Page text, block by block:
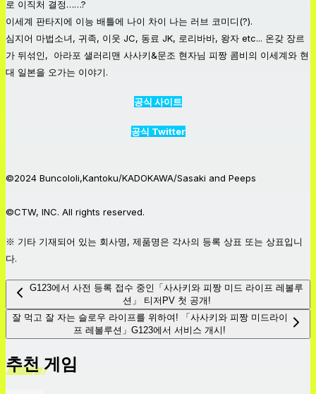
로 이직처 결정……?
이세계 판타지에 이능 배틀에 나이 차이 나는 러브 코미디(?).
심지어 마법소녀, 귀족, 이웃 JC, 동료 JK, 로리바바, 왕자 etc... 온갖 장르
가 뒤섞인, 아라포 샐러리맨 사사키&문조 현자님 피짱 콤비의 이세계와 현
대 일본을 오가는 이야기.
공식 사이트
공식 Twitter
©2024 Buncololi,Kantoku/KADOKAWA/Sasaki and Peeps
©CTW, INC. All rights reserved.
※ 기타 기재되어 있는 회사명, 제품명은 각사의 등록 상표 또는 상표입니
다.
G123에서 사전 등록 접수 중인「사사키와 피짱 미드 라이프 레볼루
션」 티저PV 첫 공개!
잘 먹고 잘 자는 슬로우 라이프를 위하여! 「사사키와 피짱 미드라이
프 레볼루션」G123에서 서비스 개시!
추천 게임